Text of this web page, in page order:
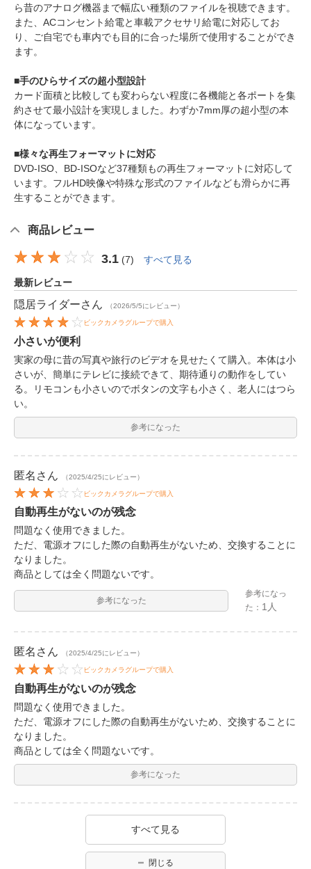
ら昔のアナログ機器まで幅広い種類のファイルを視聴できます。
また、ACコンセント給電と車載アクセサリ給電に対応してお
り、ご自宅でも車内でも目的に合った場所で使用することができ
ます。
■手のひらサイズの超小型設計
カード面積と比較しても変わらない程度に各機能と各ポートを集
約させて最小設計を実現しました。わずか7mm厚の超小型の本
体になっています。
■様々な再生フォーマットに対応
DVD-ISO、BD-ISOなど37種類もの再生フォーマットに対応して
います。フルHD映像や特殊な形式のファイルなども滑らかに再
生することができます。
商品レビュー
3.1 (7) すべて見る
最新レビュー
隠居ライダーさん （2026/5/5にレビュー）
ビックカメラグループで購入
小さいが便利
実家の母に昔の写真や旅行のビデオを見せたくて購入。本体は小
さいが、簡単にテレビに接続できて、期待通りの動作をしてい
る。リモコンも小さいのでボタンの文字も小さく、老人にはつら
い。
参考になった
匿名 さん （2025/4/25にレビュー）
ビックカメラグループで購入
自動再生がないのが残念
問題なく使用できました。
ただ、電源オフにした際の自動再生がないため、交換することに
なりました。
商品としては全く問題ないです。
参考になった
参考になっ
た： 1人
匿名 さん （2025/4/25にレビュー）
ビックカメラグループで購入
自動再生がないのが残念
問題なく使用できました。
ただ、電源オフにした際の自動再生がないため、交換することに
なりました。
商品としては全く問題ないです。
参考になった
すべて見る
閉じる